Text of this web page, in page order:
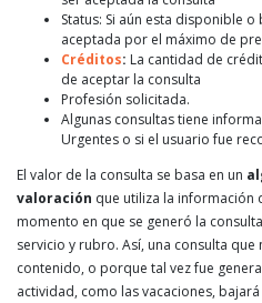
Status: Si aún esta disponible
aceptada por el máximo de
Créditos: La cantidad de
de aceptar la consulta
Profesión solicitada.
Algunas consultas tiene
Urgentes o si el usuario fue
El valor de la consulta se basa en un
valoración que utiliza la información
momento en que se generó la
servicio y rubro. Así, una consulta que
contenido, o porque tal vez fue
actividad, como las vacaciones,